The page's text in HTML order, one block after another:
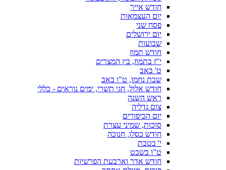
חודש אייר
יום העצמאות
פסח שני
יום ירושלים
שבועות
חודש תמוז
י"ז בתמוז, בין המצרים
ט' באב
שבת נחמו, ט"ו באב
חודש אלול, חגי תשרי, ימים נוראים - כללי
ראש השנה
צום גדליה
יום הכיפורים
סוכות, שמיני עצרת
חודש כסלו, חנוכה
י' בטבת
ט"ו בשבט
חודש אדר וארבעת הפרשיות